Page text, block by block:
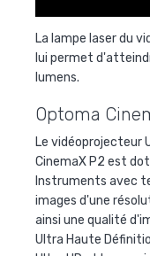
La lampe laser du
lui permet
lumens.
Optoma
Le vidéoprojecteur
CinemaX P2 est
Instruments avec
images d'une
ainsi une qualité
Ultra Haute